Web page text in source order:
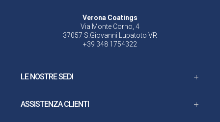
Verona Coatings
Via Monte Corno, 4
37057 S.Giovanni Lupatoto VR
+39 348 1754322
LE NOSTRE SEDI
ASSISTENZA CLIENTI